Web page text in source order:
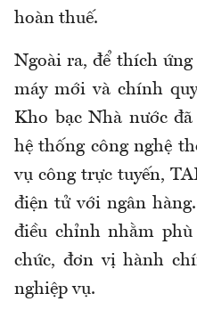
hoàn thuế.
Ngoàira, để thích
máy mới và chính
Kho bạc Nhà nước
hệ thống công nghệ
vụ công trực tuyến,
điện tử với ngân
điều chỉnh nhằm
chức, đơn vị hành
nghiệp vụ.